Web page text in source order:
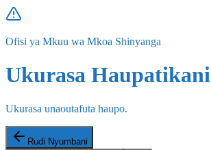
Ofisi ya Mkuu wa Mkoa Shinyanga
Ukurasa Haupatikani
Ukurasa unaoutafuta haupo.
Rudi Nyumbani